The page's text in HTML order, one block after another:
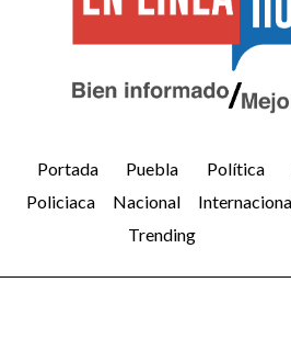
Portada Puebla Política
Policiaca
Nacional
Trending